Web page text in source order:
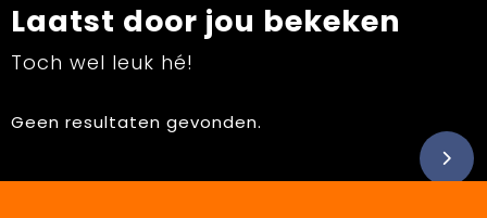
Laatst door jou bekeken
Toch wel leuk hé!
Geen resultaten gevonden.